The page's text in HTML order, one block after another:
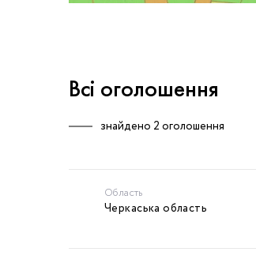
Всі оголошення
знайдено 2 оголошення
Область
Черкаська область